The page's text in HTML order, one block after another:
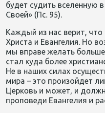
будет судить вселенную
Своей» (Пс. 95).
Каждый из нас верит,
Христа и Евангелия. Но
мы вправе желать
стал куда более
Не в наших силах
мира – это произойдет
Церковь и может, и
проповеди Евангелия и